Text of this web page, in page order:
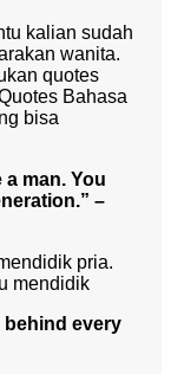
kalian sudah
wanita.
quotes
Bahasa
bisa
a man. You
–
pria.
mendidik
behind every